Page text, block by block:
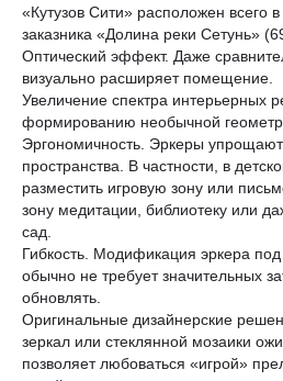
«Кутузов Сити» расположен всего
заказника «Долина реки Сетунь»
Оптический эффект. Даже
визуально расширяет помещение.
Увеличение спектра интерьерных
формированию необычной
Эргономичность. Эркеры
пространства. В частности, в
разместить игровую зону или
зону медитации, библиотеку или
сад.
Гибкость. Модификация эркера
обычно не требует значительных
обновлять.
Оригинальные дизайнерские
зеркал или стеклянной мозаики
позволяет любоваться «игрой»